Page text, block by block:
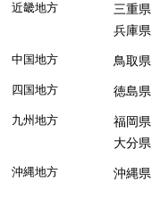
近畿地方 三重県
兵庫県
中国地方 鳥取県
四国地方 徳島県
九州地方 福岡県
大分県
沖縄地方 沖縄県